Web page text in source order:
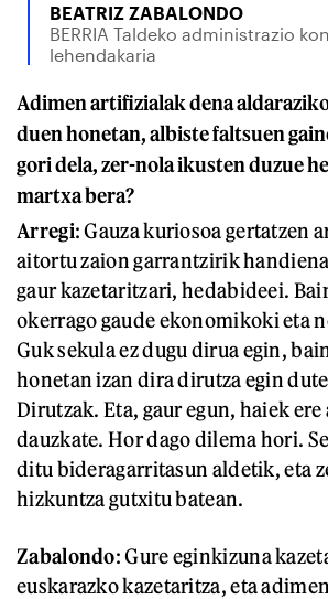
BEATRIZ ZABALONDO
BERRIA Taldeko administrazio
lehendakaria
Adimen artifizialak dena
duen honetan, albiste faltsuen
gori dela, zer-nola ikusten duzue
martxa bera?
Arregi: Gauza kuriosoa gertatzen
aitortu zaion garrantzirik
gaur kazetaritzari, hedabideei.
okerrago gaude ekonomikoki eta
Guk sekula ez dugu dirua egin,
honetan izan dira dirutza egin
Dirutzak. Eta, gaur egun, haiek ere
dauzkate. Hor dago dilema hori.
ditu bideragarritasun aldetik, eta
hizkuntza gutxitu batean.
Zabalondo: Gure eginkizuna
euskarazko kazetaritza, eta